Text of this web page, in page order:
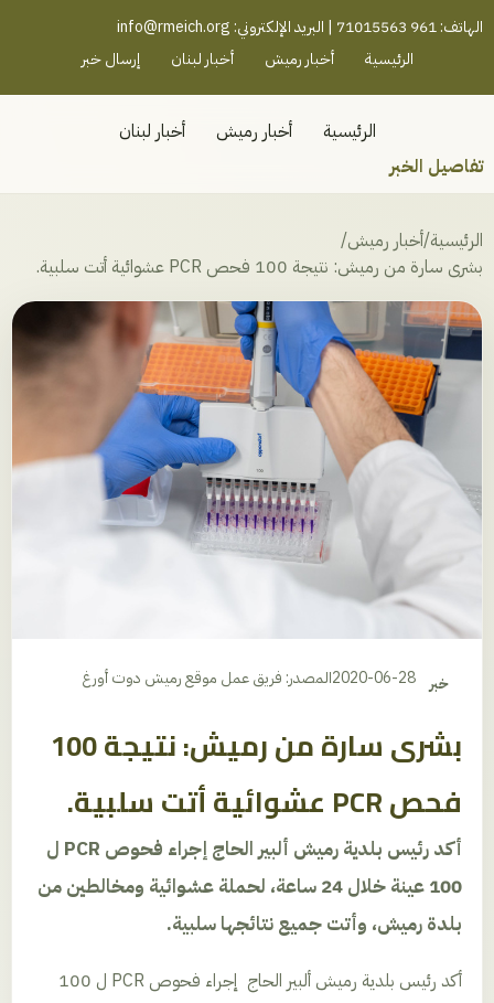
رميش جنوب - لبنان
الهاتف: 961 71015563 | البريد الإلكتروني:
info@rmeich.org
الرئيسية
أخبار رميش أخبار لبنان إرسال خبر
الرئيسية أخبار رميش
أخبار لبنان
تفاصيل الخبر
الرئيسية/أخبار رميش/
بشرى سارة من رميش: نتيجة 100 فحص PCR عشوائية أتت سلبية.
خبر 2020-06-28المصدر: فريق عمل موقع رميش دوت أورغ
بشرى سارة من رميش: نتيجة 100
فحص PCR عشوائية أتت سلبية.
أكد رئيس بلدية رميش ألبير الحاج إجراء فحوص PCR ل
100 عينة خلال 24 ساعة، لحملة عشوائية ومخالطين من
بلدة رميش، وأتت جميع نتائجها سلبية.
أكد رئيس بلدية رميش ألبير الحاج إجراء فحوص PCR
ل 100